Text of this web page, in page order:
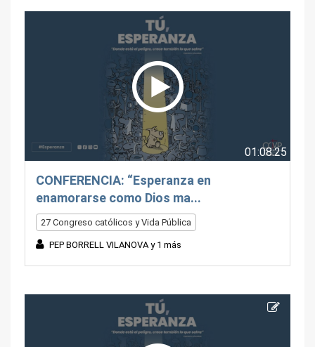
01:08:25
CONFERENCIA: “Esperanza en
enamorarse como Dios ma...
27 Congreso católicos y Vida Pública
PEP BORRELL VILANOVA y 1 más